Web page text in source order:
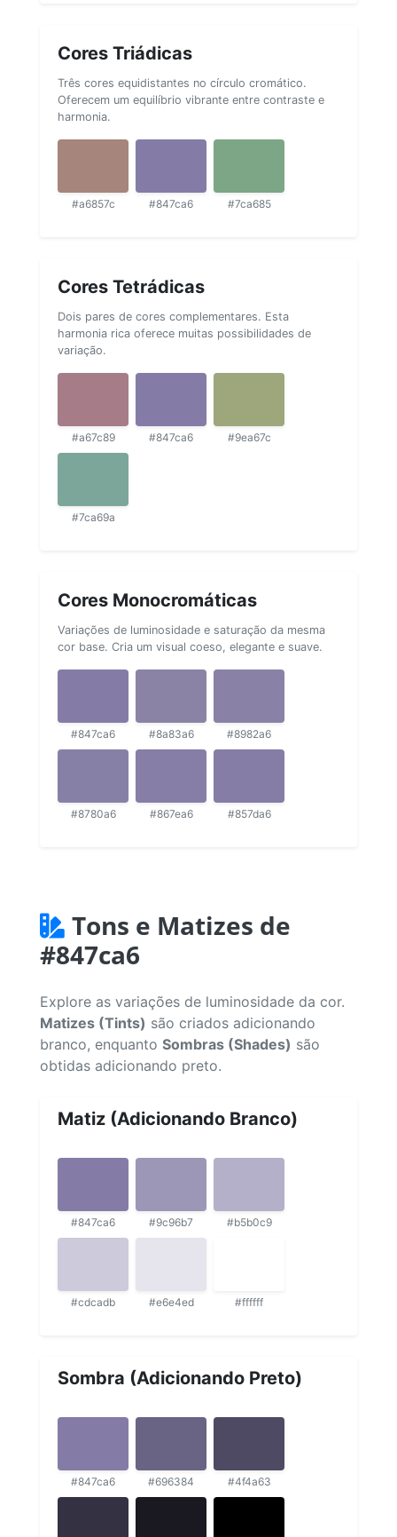
Cores Triádicas
Três cores equidistantes no círculo cromático.
Oferecem um equilíbrio vibrante entre contraste e
harmonia.
#a6857c #847ca6 #7ca685
Cores Tetrádicas
Dois pares de cores complementares. Esta
harmonia rica oferece muitas possibilidades de
variação.
#a67c89 #847ca6 #9ea67c
#7ca69a
Cores Monocromáticas
Variações de luminosidade e saturação da mesma
cor base. Cria um visual coeso, elegante e suave.
#847ca6 #8a83a6 #8982a6
#8780a6 #867ea6 #857da6
Tons e Matizes de
#847ca6
Explore as variações de luminosidade da cor.
Matizes (Tints) são criados adicionando
branco, enquanto Sombras (Shades) são
obtidas adicionando preto.
Matiz (Adicionando Branco)
#847ca6 #9c96b7 #b5b0c9
#cdcadb #e6e4ed #ffffff
Sombra (Adicionando Preto)
#847ca6 #696384 #4f4a63